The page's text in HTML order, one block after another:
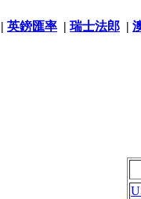
| 英鎊匯率 | 瑞士法郎 |